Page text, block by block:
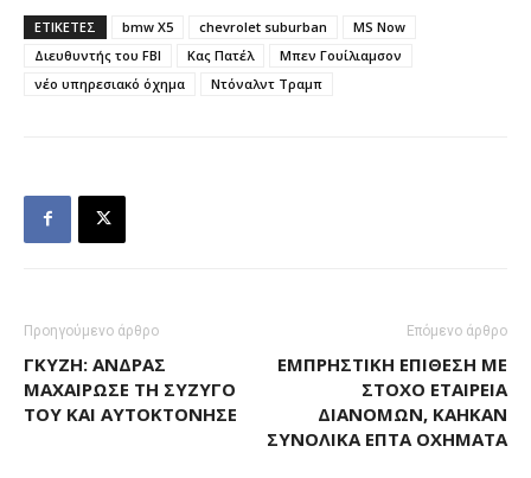
ΕΤΙΚΕΤΕΣ bmw X5 chevrolet suburban
MS Now
Διευθυντής του FBI
Κας Πατέλ
Μπεν Γουίλιαμσον
νέο υπηρεσιακό όχημα
Ντόναλντ Τραμπ
Προηγούμενο άρθρο
ΓΚΎΖΗ: ΆΝΔΡΑΣ
ΜΑΧΑΊΡΩΣΕ ΤΗ ΣΎΖΥΓΌ
ΤΟΥ ΚΑΙ ΑΥΤΟΚΤΌΝΗΣΕ
Επόμενο άρθρο
ΕΜΠΡΗΣΤΙΚΉ ΕΠΊΘΕΣΗ ΜΕ
ΣΤΌΧΟ ΕΤΑΙΡΕΊΑ
ΔΙΑΝΟΜΏΝ, ΚΆΗΚΑΝ
ΣΥΝΟΛΙΚΆ ΕΠΤΆ ΟΧΉΜΑΤΑ